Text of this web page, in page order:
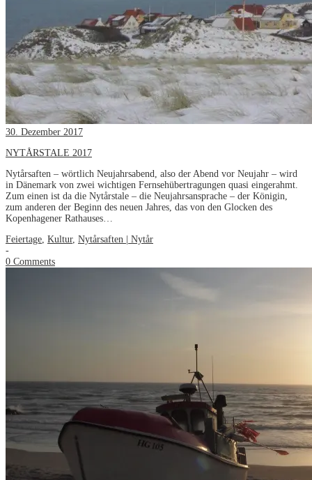
30. Dezember 2017
NYTÅRSTALE 2017
Nytårsaften – wörtlich Neujahrsabend, also der Abend vor Neujahr – wird
in Dänemark von zwei wichtigen Fernsehübertragungen quasi eingerahmt.
Zum einen ist da die Nytårstale – die Neujahrsansprache – der Königin,
zum anderen der Beginn des neuen Jahres, das von den Glocken des
Kopenhagener Rathauses…
Feiertage Kultur, Nytårsaften | Nytår
-
0 Comments